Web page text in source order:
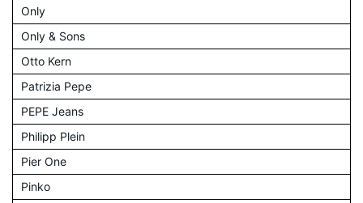
Only
Only & Sons
Otto Kern
Patrizia Pepe
PEPE Jeans
Philipp Plein
Pier One
Pinko